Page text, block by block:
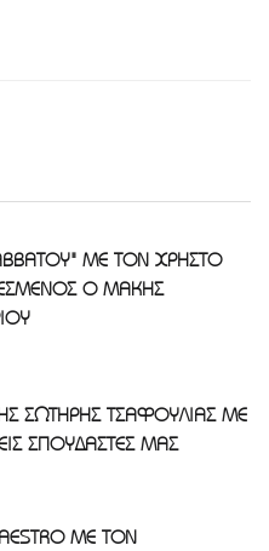
ΜΕ ΤΟΝ ΧΡΗΣΤΟ
Ο ΜΑΚΗΣ
ΣΩΤΗΡΗΣ ΤΣΑΦΟΥΛΙΑΣ ΜΕ
ΣΠΟΥΔΑΣΤΕΣ ΜΑΣ
ΜΕ ΤΟΝ